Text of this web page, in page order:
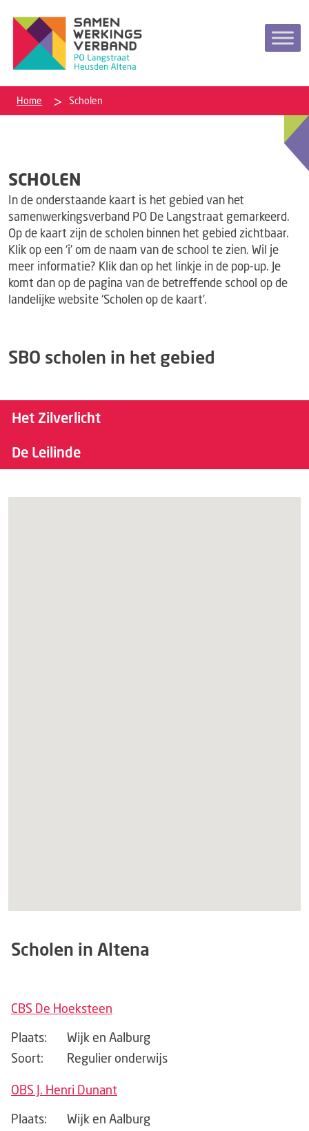
Home Scholen
SCHOLEN
In de onderstaande kaart is het gebied van het
samenwerkingsverband PO De Langstraat gemarkeerd.
Op de kaart zijn de scholen binnen het gebied zichtbaar.
Klik op een ‘i’ om de naam van de school te zien. Wil je
meer informatie? Klik dan op het linkje in de pop-up. Je
komt dan op de pagina van de betreffende school op de
landelijke website ‘Scholen op de kaart’.
SBO scholen in het gebied
Het Zilverlicht
De Leilinde
Scholen in Altena
CBS De Hoeksteen
Plaats:
Wijk en Aalburg
Soort:
Regulier onderwijs
OBS J. Henri Dunant
Plaats:
Wijk en Aalburg